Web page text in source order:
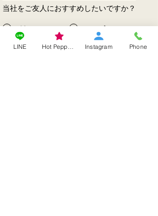
当社をご友人におすすめしたいですか？
はい いいえ
LINE Instagram Phone